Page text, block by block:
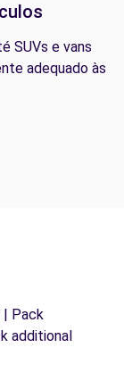
SUVs e vans
adequado às
| Pack
additional